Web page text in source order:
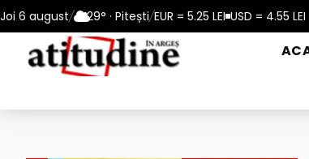
Joi 6 august/ 29° · Pitești/EUR = 5.25 LEI USD = 4.55 LEI
de caniculă, în municipiul Pitești!